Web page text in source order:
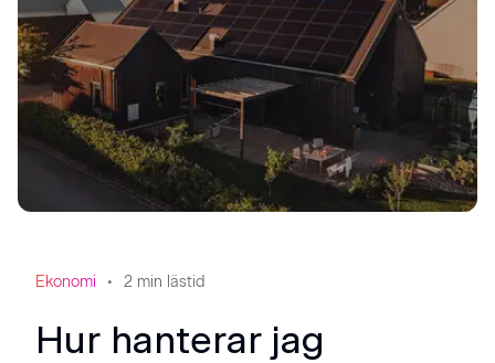
Ekonomi 2 min lästid
Hur hanterar jag